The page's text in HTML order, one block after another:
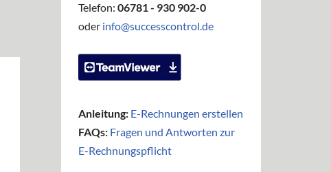
Telefon: 06781 - 930 902-0
oder info@successcontrol.de
Anleitung: E-Rechnungen erstellen
FAQs: Fragen und Antworten zur
E-Rechnungspflicht